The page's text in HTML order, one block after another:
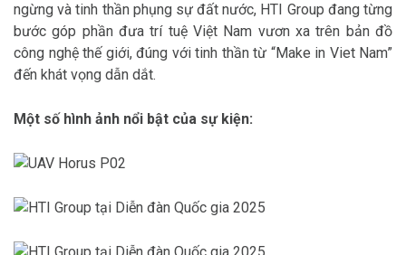
ngừng và tinh thần phụng sự đất nước, HTI Group đang từng
bước góp phần đưa trí tuệ Việt Nam vươn xa trên bản đồ
công nghệ thế giới, đúng với tinh thần từ “Make in Viet Nam”
đến khát vọng dẫn dắt.
Một số hình ảnh nổi bật của sự kiện: